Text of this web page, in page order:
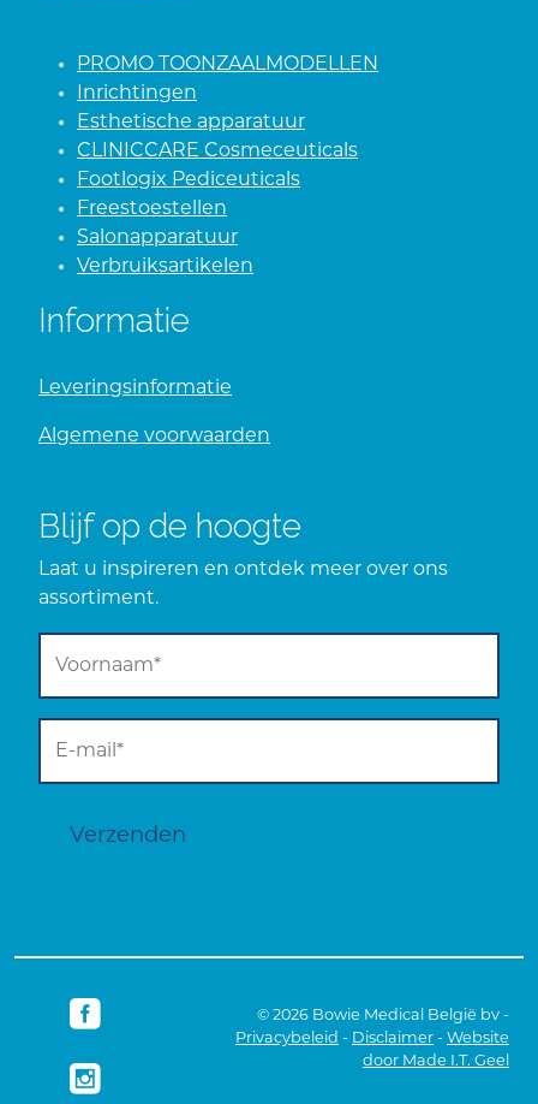
PROMO TOONZAALMODELLEN
Inrichtingen
Esthetische apparatuur
CLINICCARE Cosmeceuticals
Footlogix Pediceuticals
Freestoestellen
Salonapparatuur
Verbruiksartikelen
Informatie
Leveringsinformatie
Algemene voorwaarden
Blijf op de hoogte
Laat u inspireren en ontdek meer over ons
assortiment.
Verzenden
© 2026 Bowie Medical België bv -
Privacybeleid - Disclaimer- Website
door Made I.T. Geel